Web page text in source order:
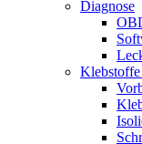
Diagnose